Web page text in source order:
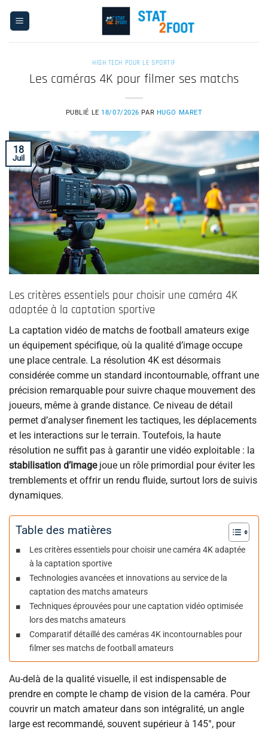
HIGH TECH POUR LE SPORTIF
Les caméras 4K pour filmer ses matchs
PUBLIÉ LE 18/07/2026 PAR HUGO MARET
18
Juil
Les critères essentiels pour choisir une caméra 4K
adaptée à la captation sportive
La captation vidéo de matchs de football amateurs exige
un équipement spécifique, où la qualité d’image occupe
une place centrale. La résolution 4K est désormais
considérée comme un standard incontournable, offrant une
précision remarquable pour suivre chaque mouvement des
joueurs, même à grande distance. Ce niveau de détail
permet d’analyser finement les tactiques, les déplacements
et les interactions sur le terrain. Toutefois, la haute
résolution ne suffit pas à garantir une vidéo exploitable : la
stabilisation d’imagejoue un rôle primordial pour éviter les
tremblements et offrir un rendu fluide, surtout lors de suivis
dynamiques.
Table des matières
Les critères essentiels pour choisir une caméra 4K adaptée
à la captation sportive
Technologies avancées et innovations au service de la
captation des matchs amateurs
Techniques éprouvées pour une captation vidéo optimisée
lors des matchs amateurs
Comparatif détaillé des caméras 4K incontournables pour
filmer ses matchs de football amateurs
Au-delà de la qualité visuelle, il est indispensable de
prendre en compte le champ de vision de la caméra. Pour
couvrir un match amateur dans son intégralité, un angle
large est recommandé, souvent supérieur à 145°, pour